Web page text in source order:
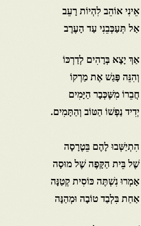
אֵינִי אוֹהֵב לִהְיוֹת רָעֵב
אַל תְּעַכְּבֵנִי עַד הָעֶרֶב
אַךְ יָצָא בְּרָהִים לְדַרְכּוֹ
וְהִנֵּה פָּגַשׁ אֶת מַרְקוֹ
חֲבֵרוֹ מִשֶּׁכְּבָר הַיָּמִים
יְדִיד נַפְשׁוֹ הַטּוֹב וְהַתָּמִים.
הִתְיַשְּׁבוּ לָהֶם בֵּטֶרָסָה
שֶׁל בֵּית הַקָּפֶה שֶׁל מוּסָה
אָמְרוּ נִשְׁתֶּה כּוֹסִית קְטַנָּה
אַחַת בִּלְבַד טוֹבָה וּמְהַנָּה